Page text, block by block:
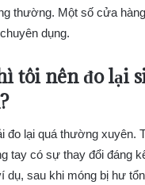
thường. Một số cửa
dụng.
tôi nên đo lại
đo lại quá thường xuyên.
tay có sự thay đổi đáng
dụ, sau khi móng bị hư